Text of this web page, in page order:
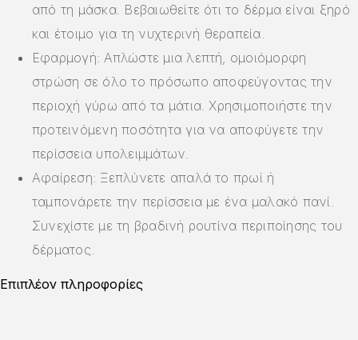
από τη μάσκα. Βεβαιωθείτε ότι το δέρμα είναι ξηρό
και έτοιμο για τη νυχτερινή θεραπεία.
Εφαρμογή: Απλώστε μια λεπτή, ομοιόμορφη
στρώση σε όλο το πρόσωπο αποφεύγοντας την
περιοχή γύρω από τα μάτια. Χρησιμοποιήστε την
προτεινόμενη ποσότητα για να αποφύγετε την
περίσσεια υπολειμμάτων.
Αφαίρεση: Ξεπλύνετε απαλά το πρωί ή
ταμπονάρετε την περίσσεια με ένα μαλακό πανί.
Συνεχίστε με τη βραδινή ρουτίνα περιποίησης του
δέρματος.
Επιπλέον πληροφορίες